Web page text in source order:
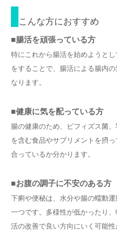
こんな方におすすめ
■腸活を頑張っている方
特にこれから腸活を始めようと
をすることで、腸活による腸内
なります。
■健康に気を配っている方
腸の健康のため、ビフィズス菌
を含む食品やサプリメントを摂
合っているか分かります。
■お腹の調子に不安のある方
下痢や便秘は、水分や腸の蠕動
一つです。多様性が低かったり
活の改善で良い方向にいく可能性